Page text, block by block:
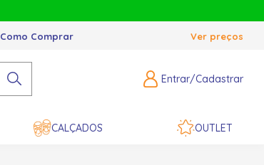
Como Comprar Ver preços
Entrar/Cadastrar
CALÇADOS OUTLET